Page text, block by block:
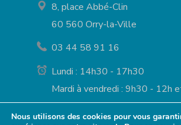
8, place Abbé-Clin
60 560 Orry-la-Ville
03 44 58 91 16
Lundi : 14h30 - 17h30
Mardi à vendredi : 9h30 - 12h
- 17h30
Nous utilisons des cookies pour vous